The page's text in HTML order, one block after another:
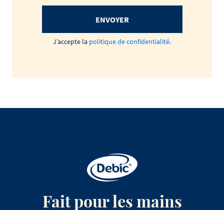
ENVOYER
J’accepte la politique de confidentialité.
Fait pour les mains